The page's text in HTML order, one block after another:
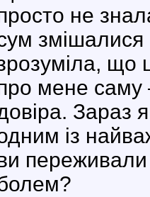
не
що
мене саму
Зараз
із